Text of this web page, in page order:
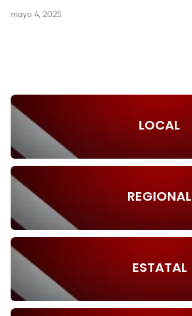
mayo 4, 2025
LOCAL
REGIONAL
ESTATAL